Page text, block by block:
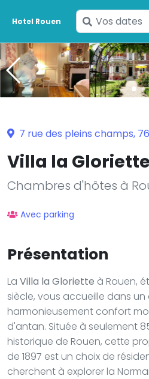
Hotel Rouen
Saisissez
vos
dates
7 rue des pleins champs,
Villa la Gloriette
Chambres d'hôtes à
Avec parking
Présentation
La Villa la Gloriette à Rouen,
siècle, vous accueille dans
harmonieusement confort
d'antan. Située à seulement
historique de Rouen, cette
de 1897 est un choix de
cherchent à explorer la